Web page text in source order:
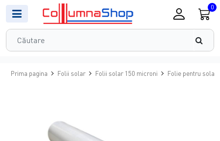
0
Prima pagina Folii solar Folii solar 150 microni Folie pentru solar